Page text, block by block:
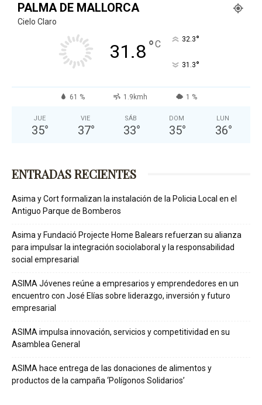
PALMA DE MALLORCA
Cielo Claro
31.8°C 32.3°
31.3°
61 % 1.9kmh 1 %
JUE
35°
VIE
37°
SÁB
33°
DOM
35°
LUN
36°
ENTRADAS RECIENTES
Asima y Cort formalizan la instalación de la Policia Local en el
Antiguo Parque de Bomberos
Asima y Fundació Projecte Home Balears refuerzan su alianza
para impulsar la integración sociolaboral y la responsabilidad
social empresarial
ASIMA Jóvenes reúne a empresarios y emprendedores en un
encuentro con José Elías sobre liderazgo, inversión y futuro
empresarial
ASIMA impulsa innovación, servicios y competitividad en su
Asamblea General
ASIMA hace entrega de las donaciones de alimentos y
productos de la campaña ‘Polígonos Solidarios’